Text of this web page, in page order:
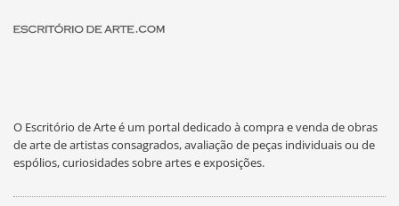
O Escritório de Arte é um portal dedicado à compra e venda de obras
de arte de artistas consagrados, avaliação de peças individuais ou de
espólios, curiosidades sobre artes e exposições.